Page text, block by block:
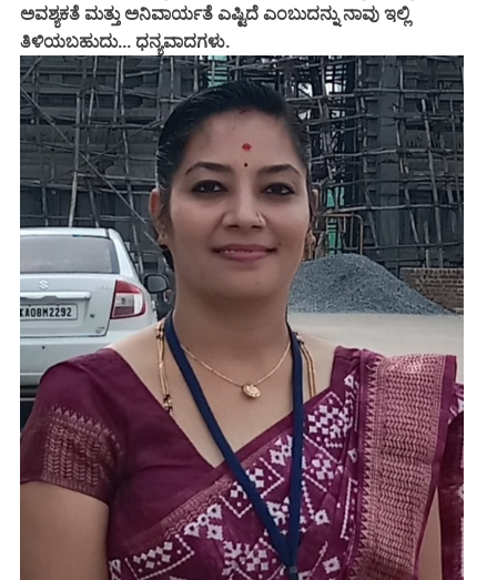
ಅವಶ್ಯಕತೆ ಮತ್ತು ಅನಿವಾರ್ಯತೆ ಎಷ್ಟಿದೆ ಎಂಬುದನ್ನು ನಾವು ಇಲ್ಲಿ
ತಿಳಿಯಬಹುದು... ಧನ್ಯವಾದಗಳು.